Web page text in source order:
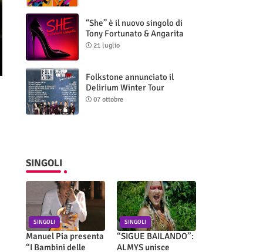
“She” è il nuovo singolo di
Tony Fortunato & Angarita
21 luglio
Folkstone annunciato il
Delirium Winter Tour
(Special Edition)
07 ottobre
SINGOLI
SINGOLI
Manuel Pia presenta
“I Bambini delle
SINGOLI
“SIGUE BAILANDO”:
ALMYS unisce